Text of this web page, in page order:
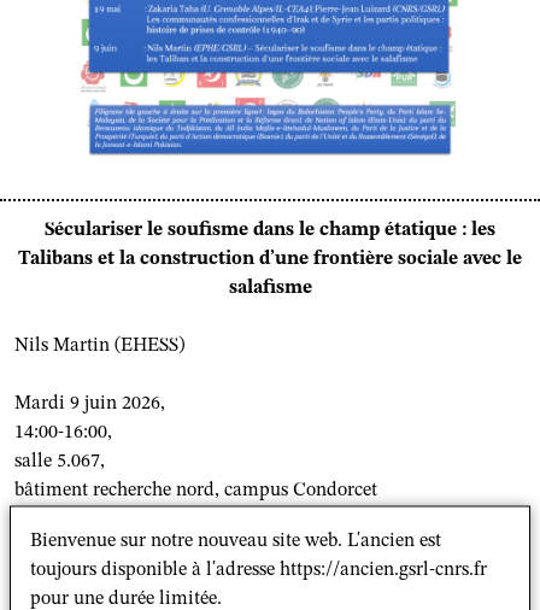
Séculariser le soufisme dans le champ étatique : les
Talibans et la construction d’une frontière sociale avec le
salafisme
Nils Martin (EHESS)
Mardi 9 juin 2026,
14:00-16:00,
salle 5.067,
bâtiment recherche nord, campus Condorcet
Lien de connexion visioconférence sur inscription
gsrl.idsp@gmail.com
Bienvenue sur notre nouveau site web. L'ancien est
toujours disponible à l'adresse https://ancien.gsrl-cnrs.fr
pour une durée limitée.